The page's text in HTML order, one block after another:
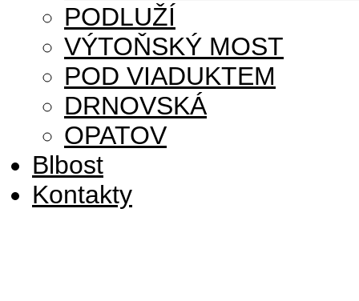
PODLUŽÍ
VÝTOŇSKÝ MOST
POD VIADUKTEM
DRNOVSKÁ
OPATOV
Blbost
Kontakty